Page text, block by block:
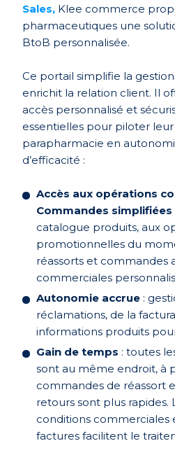
Sales, Klee commerce
pharmaceutiques une
BtoB personnalisée.
Ce portail simplifie la
enrichit la relation client. Il
accès personnalisé et
essentielles pour piloter
parapharmacie en
d’efficacité :
Accès aux opérations
Commandes simplifiées
catalogue produits, aux
promotionnelles du
réassorts et commandes
commerciales
Autonomie accrue :
réclamations, de la
informations produits
Gain de temps : toutes
sont au même endroit, à
commandes de réassort
retours sont plus rapides.
conditions commerciales
factures facilitent le